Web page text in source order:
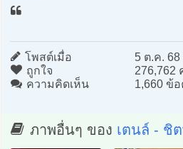
โพสต์เมื่อ
5 ต.ค. 68
ถูกใจ
276,762
ความคิดเห็น
1,660 ข้
ภาพอื่นๆ ของ เตนล์ - ชิ